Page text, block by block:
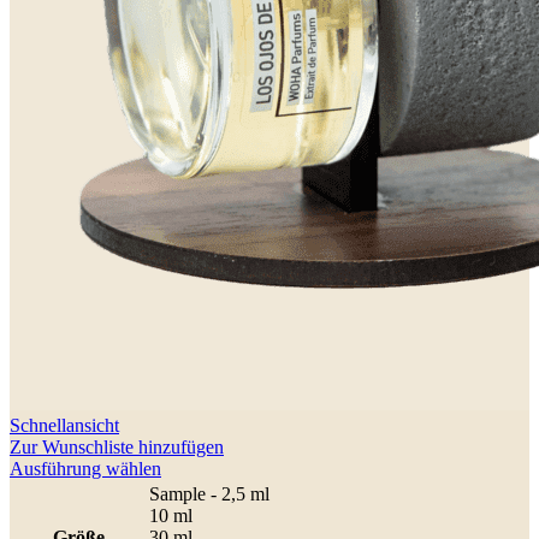
Schnellansicht
Zur Wunschliste hinzufügen
Ausführung wählen
Produkt
weist
mehrere
Sample - 2,5 ml
10 ml